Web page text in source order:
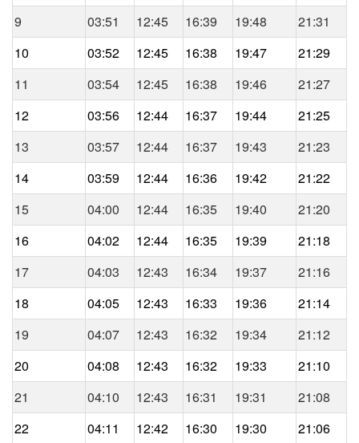
9
03:51 12:45 16:39 19:48
21:31
10
03:52 12:45 16:38 19:47
21:29
11
03:54 12:45 16:38 19:46
21:27
12
03:56 12:44 16:37 19:44
21:25
13
03:57 12:44 16:37 19:43
21:23
14
03:59 12:44 16:36 19:42
21:22
15
04:00 12:44 16:35 19:40
21:20
16
04:02 12:44 16:35 19:39
21:18
17
04:03 12:43 16:34 19:37
21:16
18
04:05 12:43 16:33 19:36
21:14
19
04:07 12:43 16:32 19:34
21:12
20
04:08 12:43 16:32 19:33
21:10
21
04:10 12:43 16:31 19:31
21:08
22
04:11 12:42 16:30 19:30 21:06